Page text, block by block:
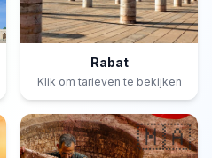
Rabat
Klik om tarieven te bekijken
🇲🇦